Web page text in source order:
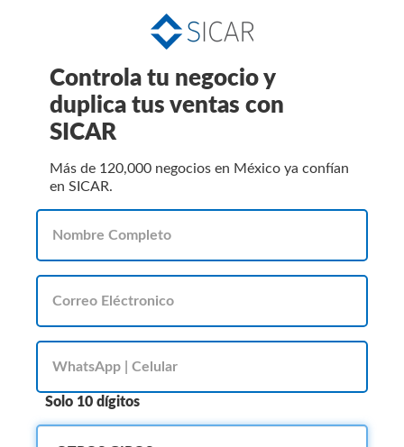
Controla tu negocio y
duplica tus ventas con
SICAR
Más de 120,000 negocios en México ya confían
en SICAR.
Solo 10 dígitos